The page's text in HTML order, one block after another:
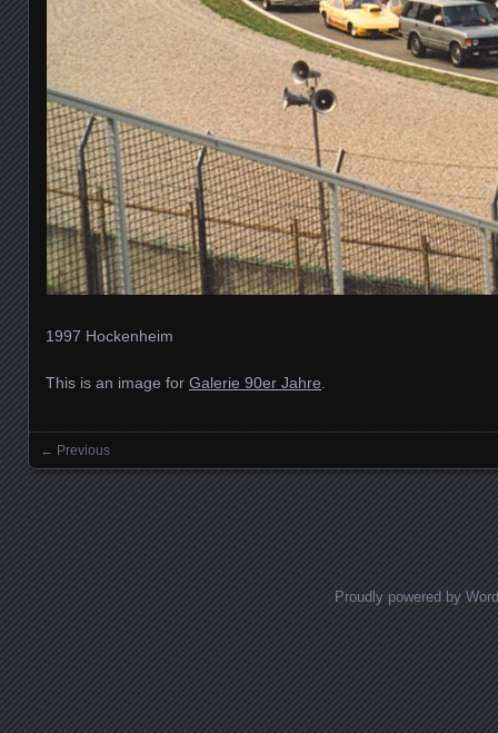
1997 Hockenheim
This is an image for Galerie 90er Jahre
Images navigation
← Previous
Proudly powered by